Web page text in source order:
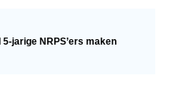
jarige NRPS’ers maken